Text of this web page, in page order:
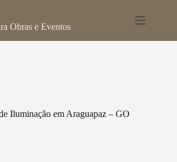
Obras e Eventos
Iluminação em Araguapaz – GO